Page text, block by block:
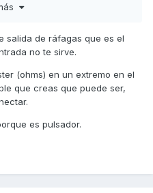
avances e ir
que es difícil o peligroso al
hacerlo sobre el
salida de ráfagas que es el
no te sirve.
(ohms) en un extremo en el
que creas que puede ser,
es pulsador.